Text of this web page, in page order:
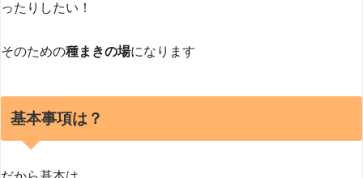
ったりしたい！
そのための種まきの場になります
基本事項は？